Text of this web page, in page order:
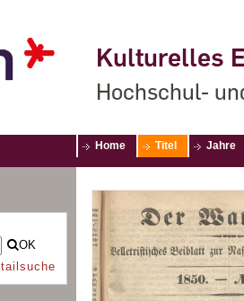
Kulturelles
Hochschul-
Home Titel Jahre
OK